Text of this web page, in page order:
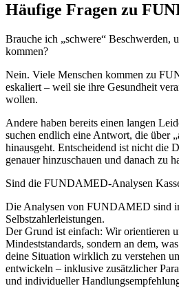
Häufige Fragen zu
Brauche ich „schwere“
kommen?
Nein. Viele Menschen kommen zu
eskaliert – weil sie ihre Gesundheit
wollen.
Andere haben bereits einen langen
suchen endlich eine Antwort, die über
hinausgeht. Entscheidend ist nicht die
genauer hinzuschauen und danach zu
Sind die FUNDAMED-Analysen
Die Analysen von FUNDAMED sind
Selbstzahlerleistungen.
Der Grund ist einfach: Wir orientieren
Mindeststandards, sondern an dem,
deine Situation wirklich zu verstehen
entwickeln – inklusive zusätzlicher
und individueller